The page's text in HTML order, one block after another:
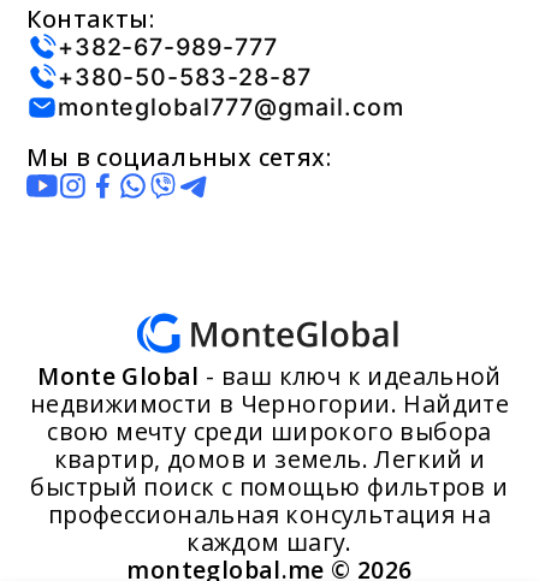
Контакты:
+382-67-989-777
+380-50-583-28-87
monteglobal777@gmail.com
Мы в социальных сетях:
Monte Global - ваш ключ к идеальной
недвижимости в Черногории. Найдите
свою мечту среди широкого выбора
квартир, домов и земель. Легкий и
быстрый поиск с помощью фильтров и
профессиональная консультация на
каждом шагу.
monteglobal.me © 2026